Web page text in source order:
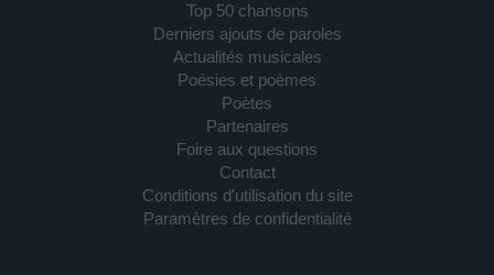
Top 50 chansons
Derniers ajouts de paroles
Actualités musicales
Poésies et poèmes
Poètes
Partenaires
Foire aux questions
Contact
Conditions d'utilisation du site
Paramètres de confidentialité